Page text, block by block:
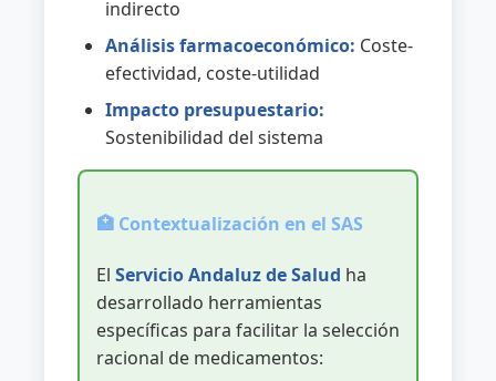
indirecto
Análisis farmacoeconómico: Coste-
efectividad, coste-utilidad
Impacto presupuestario:
Sostenibilidad del sistema
🏥 Contextualización en el SAS
El Servicio Andaluz de Salud ha
desarrollado herramientas
específicas para facilitar la selección
racional de medicamentos: